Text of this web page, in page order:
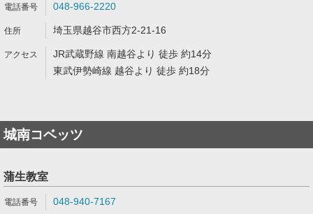
048-966-2220
埼玉県越谷市西方2-21-16
JR武蔵野線 南越谷より 徒歩 約14分
東武伊勢崎線 越谷より 徒歩 約18分
城南コベッツ
蒲生教室
048-940-7167